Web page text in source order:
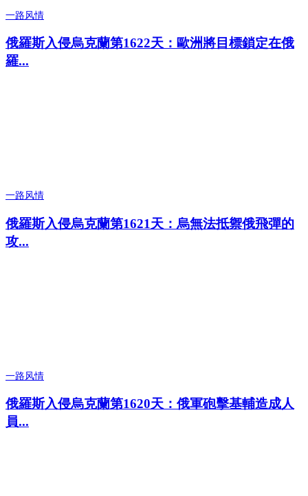
一路风情
俄羅斯入侵烏克蘭第1622天：歐洲將目標鎖定在俄
羅...
一路风情
俄羅斯入侵烏克蘭第1621天：烏無法抵禦俄飛彈的
攻...
一路风情
俄羅斯入侵烏克蘭第1620天：俄軍砲擊基輔造成人
員...